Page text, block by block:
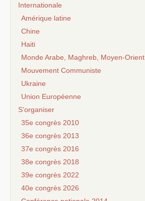
Internationale
Amérique latine
Chine
Haiti
Monde Arabe, Maghreb, Moyen-Orient
Mouvement Communiste
Ukraine
Union Européenne
S’organiser
35e congrès 2010
36e congrès 2013
37e congrès 2016
38e congrès 2018
39e congrès 2022
40e congrès 2026